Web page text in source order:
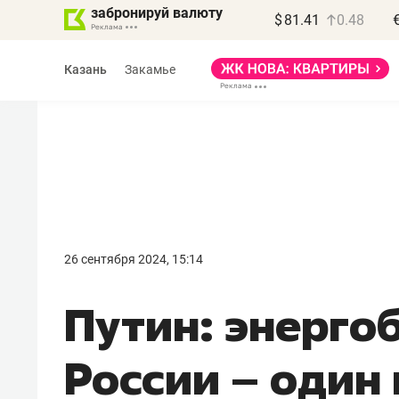
забронируй валюту $ 81.41 0.48
Казань Закамье
26 сентября 2024, 15:14
Путин:
России –
правил, бизнес может
потерять минимум